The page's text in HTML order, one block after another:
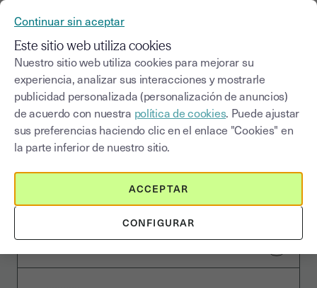
Contacta con nosotros
Consulta nuestro centro de ayuda
Continuar sin aceptar
Este sitio web utiliza cookies
Nuestro sitio web utiliza cookies para mejorar su
experiencia, analizar sus interacciones y mostrarle
publicidad personalizada (personalización de anuncios)
de acuerdo con nuestra política de cookies. Puede ajustar
sus preferencias haciendo clic en el enlace "Cookies" en
la parte inferior de nuestro sitio.
CONFIGURAR
ACCEPTAR